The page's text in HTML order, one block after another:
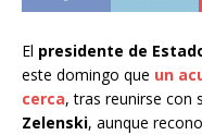
El presidente de
este domingo que un
cerca, tras reunirse con
Zelenski, aunque